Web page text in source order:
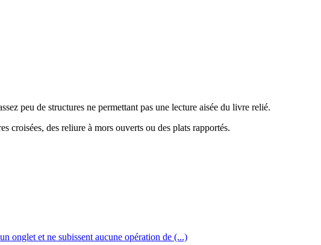
peu de structures ne permettant pas une lecture aisée du livre relié.
croisées, des reliure à mors ouverts ou des plats rapportés.
onglet et ne subissent aucune opération de (...)